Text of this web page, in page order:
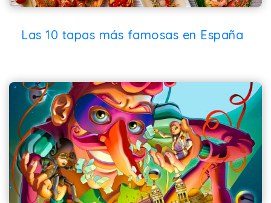
Las 10 tapas más famosas en España